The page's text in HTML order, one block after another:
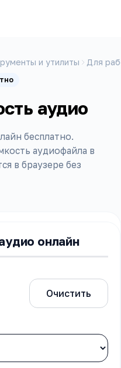
и утилиты Для
аудио
бесплатно.
аудиофайла в
в браузере без
онлайн
Очистить